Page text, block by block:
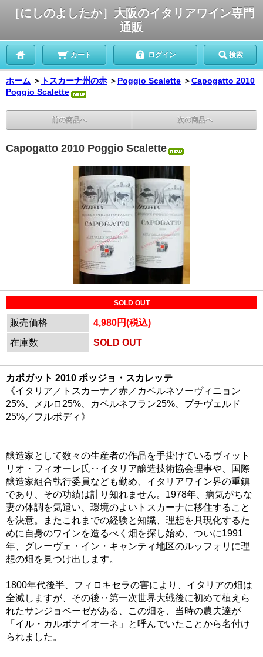
［にしのよしたか］大阪のイタリアワイン専門
通販
カート ログイン 検索
ホーム ＞ トスカーナ州の赤 ＞ Poggio Scalette ＞Capogatto 2010
Poggio Scalette
前の商品へ 次の商品へ
Capogatto 2010 Poggio Scalette
SOLD OUT
販売価格
4,980円(税込)
在庫数
SOLD OUT
カポガット 2010 ポッジョ・スカレッテ
《イタリア／トスカーナ／赤／カベルネソーヴィニョン
25%、メルロ25%、カベルネフラン25%、プチヴェルド
25%／フルボディ》
醸造家として数々の生産者の作品を手掛けているヴィット
リオ・フィオーレ氏‥イタリア醸造技術協会理事や、国際
醸造家組合執行委員なども勤め、イタリアワイン界の重鎮
であり、その功績は計り知れません。1978年、病気がちな
妻の体調を気遣い、環境のよいトスカーナに移住すること
を決意。またこれまでの経験と知識、理想を具現化するた
めに自身のワインを造るべく畑を探し始め、ついに1991
年、グレーヴェ・イン・キャンティ地区のルッフォリに理
想の畑を見つけ出します。
1800年代後半、フィロキセラの害により、イタリアの畑は
全滅しますが、その後‥第一次世界大戦後に初めて植えら
れたサンジョベーゼがある、この畑を、当時の農夫達が
「イル・カルボナイオーネ」と呼んでいたことから名付け
られました。